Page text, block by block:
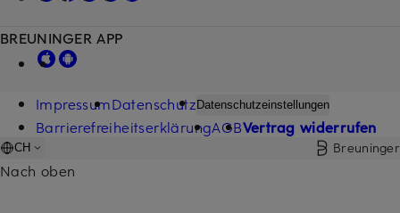
BREUNINGER APP
ImpressumDatenschutzDatenschutzeinstellungen
BarrierefreiheitserklärungAGBVertrag widerrufen
CH Breuninger
Nach oben